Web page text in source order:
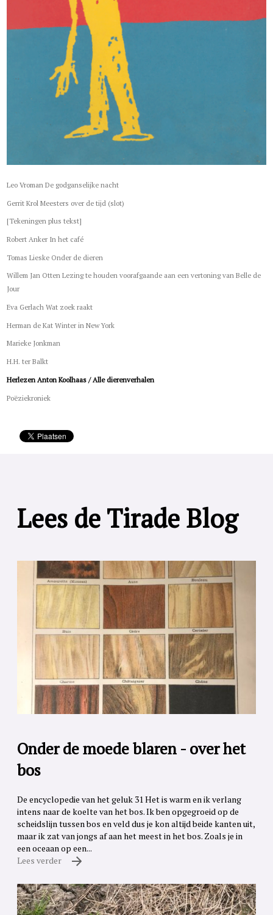
Leo Vroman De godganselijke nacht
Gerrit Krol Meesters over de tijd (slot)
[Tekeningen plus tekst]
Robert Anker In het café
Tomas Lieske Onder de dieren
Willem Jan Otten Lezing te houden voorafgaande aan een vertoning van Belle de
Jour
Eva Gerlach Wat zoek raakt
Herman de Kat Winter in New York
Marieke Jonkman
H.H. ter Balkt
Herlezen Anton Koolhaas / Alle dierenverhalen
Poëziekroniek
Lees de Tirade Blog
Onder de moede blaren - over het
bos
De encyclopedie van het geluk 31 Het is warm en ik verlang
intens naar de koelte van het bos. Ik ben opgegroeid op de
scheidslijn tussen bos en veld dus je kon altijd beide kanten uit,
maar ik zat van jongs af aan het meest in het bos. Zoals je in
een oceaan op een...
Lees verder